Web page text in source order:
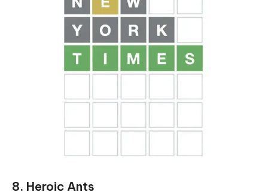
8. Heroic Ants